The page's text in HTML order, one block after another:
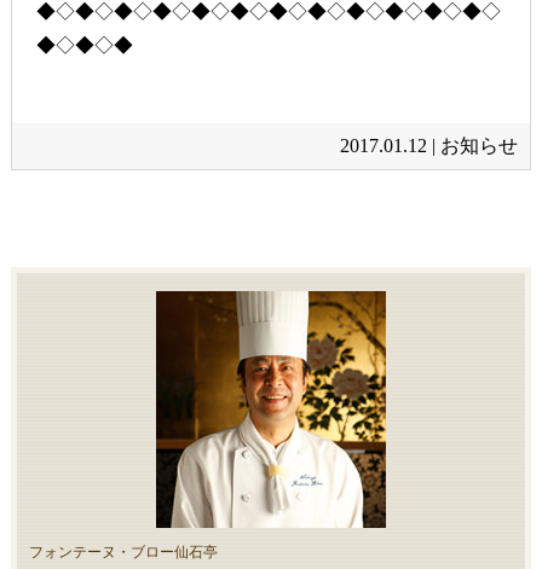
◆◇◆◇◆◇◆◇◆◇◆◇◆◇◆◇◆◇◆◇◆◇◆◇
◆◇◆◇◆
2017.01.12 | お知らせ
フォンテーヌ・ブロー仙石亭